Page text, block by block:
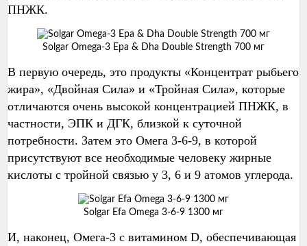
ПНЖК.
Solgar Omega-3 Epa & Dha Double Strength 700 мг
В первую очередь, это продукты «Концентрат рыбьего
жира», «Двойная Сила» и «Тройная Сила», которые
отличаются очень высокой концентрацией ПНЖК, в
частности, ЭПК и ДГК, близкой к суточной
потребности. Затем это Омега 3-6-9, в которой
присутствуют все необходимые человеку жирные
кислоты с тройной связью у 3, 6 и 9 атомов углерода.
Solgar Efa Omega 3-6-9 1300 мг
И, наконец, Омега-3 с витамином D, обеспечивающая